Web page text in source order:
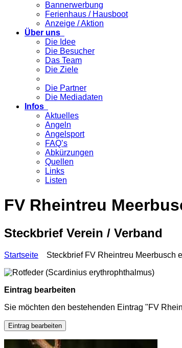
Bannerwerbung
Ferienhaus / Hausboot
Anzeige / Aktion
Über uns
Die Idee
Die Besucher
Das Team
Die Ziele
Die Partner
Die Mediadaten
Infos
Aktuelles
Angeln
Angelsport
FAQ’s
Abkürzungen
Quellen
Links
Listen
FV Rheintreu
Steckbrief Verein / Verband
Startseite Steckbrief FV Rheintreu Meerbusch
Eintrag bearbeiten
Sie möchten den bestehenden Eintrag "FV
Eintrag bearbeiten